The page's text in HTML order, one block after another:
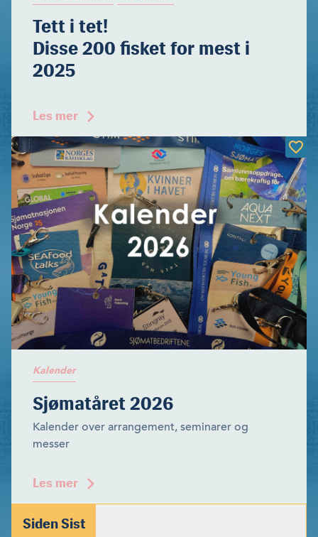
Tett i tet!
Disse 200 fisket for mest i
2025
Les mer
Kalender
Sjømatåret 2026
Kalender over arrangement, seminarer og
messer
Les mer
Siden Sist